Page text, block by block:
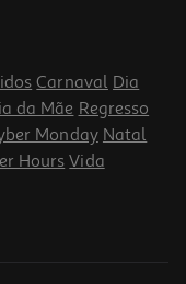
Canyon River 85g
Carnaval Dia
da Mãe Regresso
Monday Natal
Hours Vida